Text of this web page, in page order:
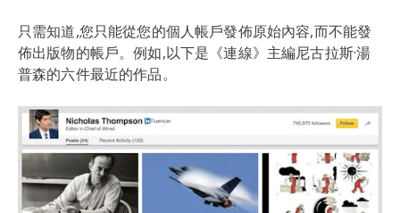
只需知道,您只能從您的個人帳戶發佈原始內容,而不能發
佈出版物的帳戶。例如,以下是《連線》主編尼古拉斯·湯
普森的六件最近的作品。